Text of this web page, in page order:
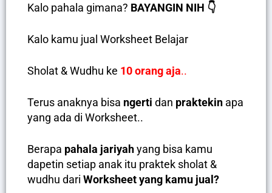
Kalo pahala gimana? BAYANGIN NIH 👇
Kalo kamu jual Worksheet Belajar
Sholat & Wudhu ke 10 orang aja..
Terus anaknya bisa ngerti dan praktekin apa
yang ada di Worksheet..
Berapa pahala jariyahyang bisa kamu
dapetin setiap anak itu praktek sholat &
wudhu dari Worksheet yang kamu jual?